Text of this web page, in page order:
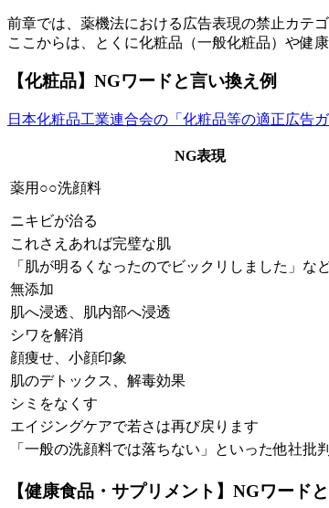
前章では、薬機法における広告表現の禁止カテ
ここからは、とくに化粧品（一般化粧品）や健
【化粧品】NGワードと言い換え例
日本化粧品工業連合会の「化粧品等の適正広告ガ
NG表現
薬用○○洗顔料
ニキビが治る
これさえあれば完璧な肌
「肌が明るくなったのでビックリしました」な
無添加
肌へ浸透、肌内部へ浸透
シワを解消
顔痩せ、小顔印象
肌のデトックス、解毒効果
シミをなくす
エイジングケアで若さは再び戻ります
「一般の洗顔料では落ちない」といった他社批
【健康食品・サプリメント】NGワード